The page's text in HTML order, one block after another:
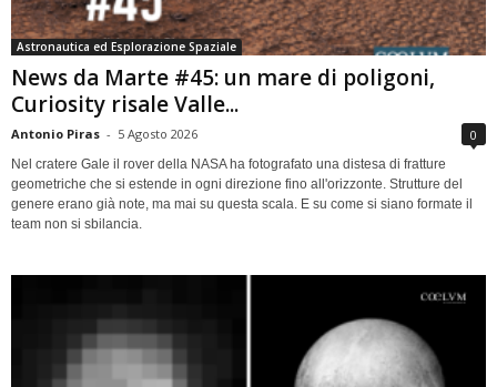
Astronautica ed Esplorazione Spaziale
News da Marte #45: un mare di poligoni,
Curiosity risale Valle...
Antonio Piras - 5 Agosto 2026 0
Nel cratere Gale il rover della NASA ha fotografato una distesa di fratture
geometriche che si estende in ogni direzione fino all'orizzonte. Strutture del
genere erano già note, ma mai su questa scala. E su come si siano formate il
team non si sbilancia.